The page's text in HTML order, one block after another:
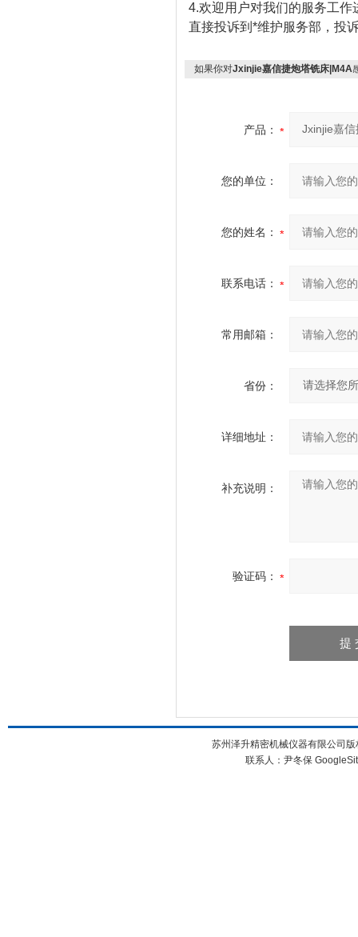
4.欢迎用户对我们的服务工
直接投诉到*维护服务部，投
如果你对Jxinjie嘉信捷炮塔铣床|M4A
产品：
您的单位：
您的姓名：
联系电话：
常用邮箱：
省份：
详细地址：
补充说明：
验证码：
苏州泽升精密机械仪器有限公司
联系人：尹冬保